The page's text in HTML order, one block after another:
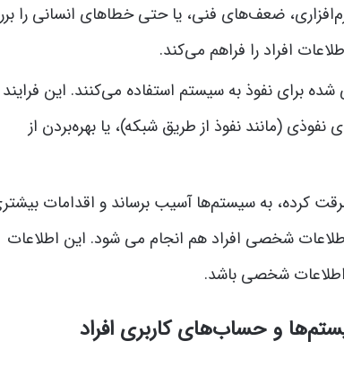
ضعف‌های فنی، یا حتی خطاهای انسانی را
افراد را فراهم می‌کند.
برای نفوذ به سیستم استفاده می‌کنند. این فرایند
(مانند نفوذ از طریق شبکه)، یا بهره‌بردن از
کرده، به سیستم‌ها آسیب برساند و اقدامات
شخصی افراد هم انجام می شود. این اطلاعات
شخصی باشد.
و حساب‌های کاربری افراد